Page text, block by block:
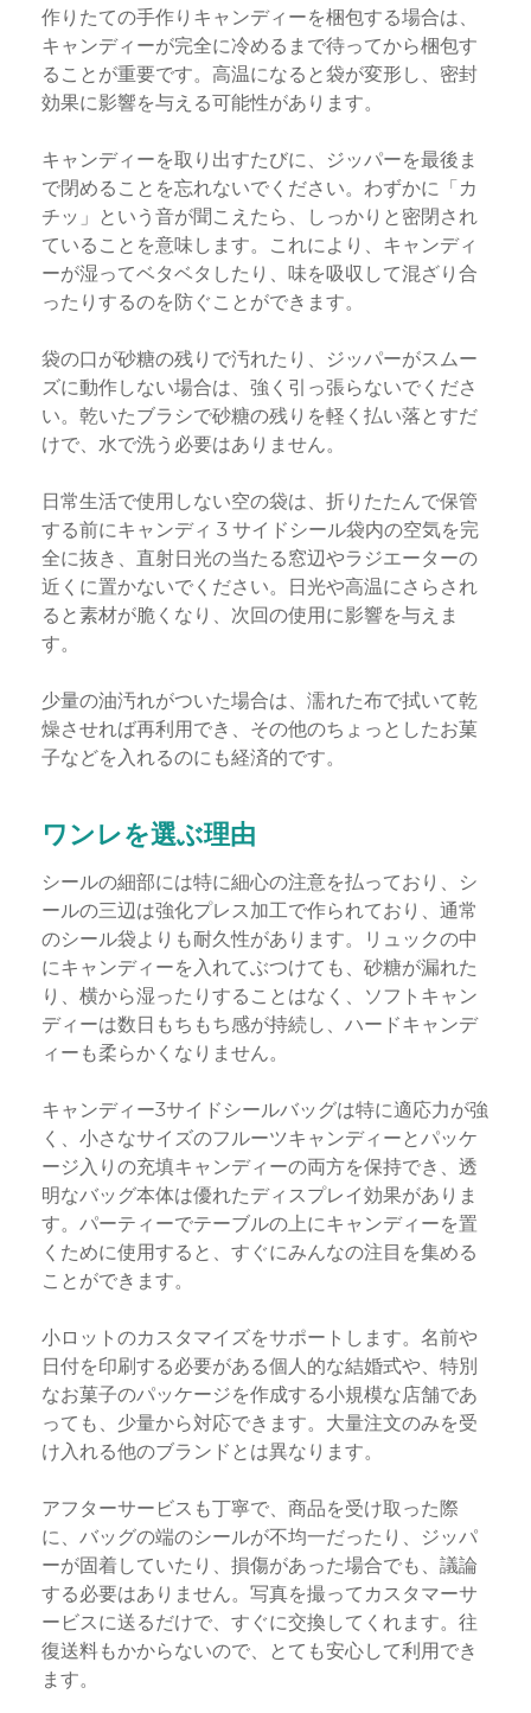
作りたての手作りキャンディーを梱包する場合は、
キャンディーが完全に冷めるまで待ってから梱包す
ることが重要です。高温になると袋が変形し、密封
効果に影響を与える可能性があります。
キャンディーを取り出すたびに、ジッパーを最後ま
で閉めることを忘れないでください。わずかに「カ
チッ」という音が聞こえたら、しっかりと密閉され
ていることを意味します。これにより、キャンディ
ーが湿ってベタベタしたり、味を吸収して混ざり合
ったりするのを防ぐことができます。
袋の口が砂糖の残りで汚れたり、ジッパーがスムー
ズに動作しない場合は、強く引っ張らないでくださ
い。乾いたブラシで砂糖の残りを軽く払い落とすだ
けで、水で洗う必要はありません。
日常生活で使用しない空の袋は、折りたたんで保管
する前にキャンディ 3 サイドシール袋内の空気を完
全に抜き、直射日光の当たる窓辺やラジエーターの
近くに置かないでください。日光や高温にさらされ
ると素材が脆くなり、次回の使用に影響を与えま
す。
少量の油汚れがついた場合は、濡れた布で拭いて乾
燥させれば再利用でき、その他のちょっとしたお菓
子などを入れるのにも経済的です。
ワンレを選ぶ理由
シールの細部には特に細心の注意を払っており、シ
ールの三辺は強化プレス加工で作られており、通常
のシール袋よりも耐久性があります。リュックの中
にキャンディーを入れてぶつけても、砂糖が漏れた
り、横から湿ったりすることはなく、ソフトキャン
ディーは数日もちもち感が持続し、ハードキャンデ
ィーも柔らかくなりません。
キャンディー3サイドシールバッグは特に適応力が強
く、小さなサイズのフルーツキャンディーとパッケ
ージ入りの充填キャンディーの両方を保持でき、透
明なバッグ本体は優れたディスプレイ効果がありま
す。パーティーでテーブルの上にキャンディーを置
くために使用すると、すぐにみんなの注目を集める
ことができます。
小ロットのカスタマイズをサポートします。名前や
日付を印刷する必要がある個人的な結婚式や、特別
なお菓子のパッケージを作成する小規模な店舗であ
っても、少量から対応できます。大量注文のみを受
け入れる他のブランドとは異なります。
アフターサービスも丁寧で、商品を受け取った際
に、バッグの端のシールが不均一だったり、ジッパ
ーが固着していたり​​、損傷があった場合でも、議論
する必要はありません。写真を撮ってカスタマーサ
ービスに送るだけで、すぐに交換してくれます。往
復送料もかからないので、とても安心して利用でき
ます。